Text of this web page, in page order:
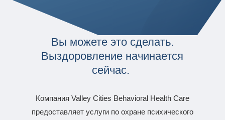
Вы можете это сделать.
Выздоровление начинается
сейчас.
Компания Valley Cities Behavioral Health Care
предоставляет услуги по охране психического